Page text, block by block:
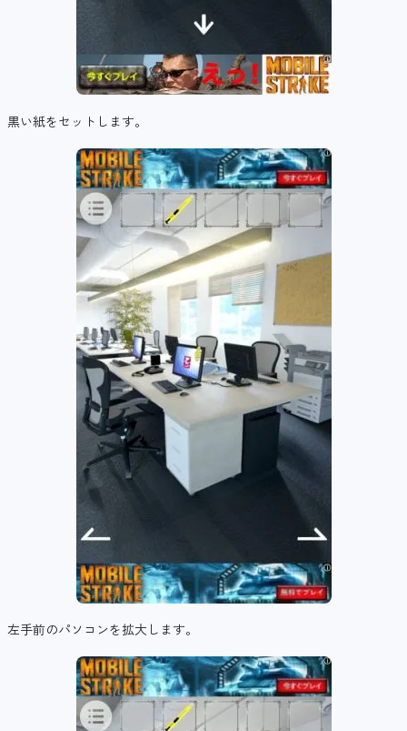
黒い紙をセットします。
左手前のパソコンを拡大します。